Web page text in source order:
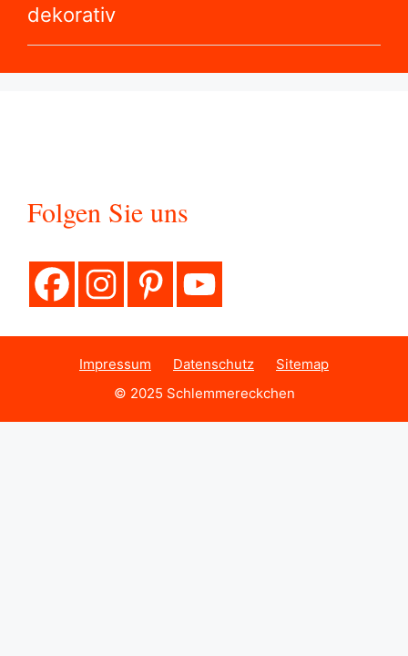
dekorativ
Folgen Sie uns
Impressum Datenschutz
Sitemap
© 2025 Schlemmereckchen